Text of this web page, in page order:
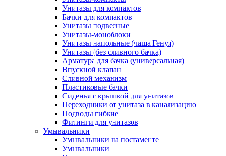
Унитазы для компактов
Бачки для компактов
Унитазы подвесные
Унитазы-моноблоки
Унитазы напольные (чаша Генуя)
Унитазы (без сливного бачка)
Арматура для бачка (универсальная)
Впускной клапан
Сливной механизм
Пластиковые бачки
Сиденья с крышкой для унитазов
Переходники от унитаза в канализацию
Подводы гибкие
Фитинги для унитазов
Умывальники
Умывальники на постаменте
Умывальники